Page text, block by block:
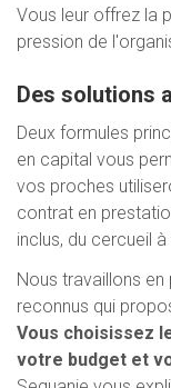
Vous leur offrez la
pression de
Des solutions
Deux formules
en capital vous
vos proches
contrat en
inclus, du cercueil
Nous travaillons
reconnus qui
Vous choisissez
votre budget et